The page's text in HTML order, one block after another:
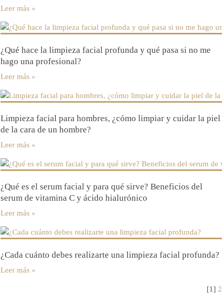
Leer más
¿Qué hace la limpieza facial profunda y qué pasa si no me
hago una profesional?
Leer más
Limpieza facial para hombres, ¿cómo limpiar y cuidar la piel
de la cara de un hombre?
Leer más
¿Qué es el serum facial y para qué sirve? Beneficios del
serum de vitamina C y ácido hialurónico
Leer más
¿Cada cuánto debes realizarte una limpieza facial profunda?
Leer más
[1] 2